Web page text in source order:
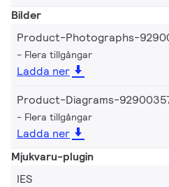
Bilder
Product-Photographs-
Flera tillgångar
Ladda ner
Product-Diagrams-
Flera tillgångar
Ladda ner
Mjukvaru-plugin
IES